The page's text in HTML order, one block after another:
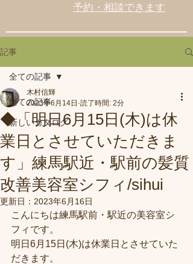
予約・相談できます
記事
全ての記事
新しいカタログ
全ての記事
◆「明日6月15日(木)は休
業日とさせていただきま
す」練馬駅近・駅前の髪質
改善美容室シフィ/sihui
木村信輝
2023年6月14日 読了時間: 2分
更新日： 2023年6月16日
こんにちは練馬駅前・駅近の美容室シ
フィです。
明日6月15日(木)は休業日とさせていた
だきます。